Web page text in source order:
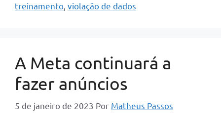
treinamento violação de dados
A Meta continuará a
fazer anúncios
5 de janeiro de 2023 Por Matheus Passos